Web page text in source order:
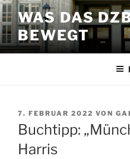
Zum
Inhalt
springen
WAS DAS
BEWEGT
Buchtipp:
Harris
VERÖFFENTLICHT
AM
7. FEBRUAR 2022 VON